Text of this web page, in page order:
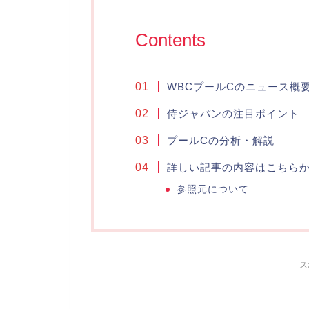
Contents
WBCプールCのニュース概
侍ジャパンの注目ポイント
プールCの分析・解説
詳しい記事の内容はこちら
参照元について